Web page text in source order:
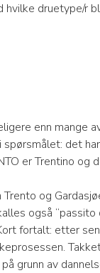
hvilke druetype/r
enn mange
spørsmålet: det
er Trentino og
og
også “passito
fortalt: etter
grunn av